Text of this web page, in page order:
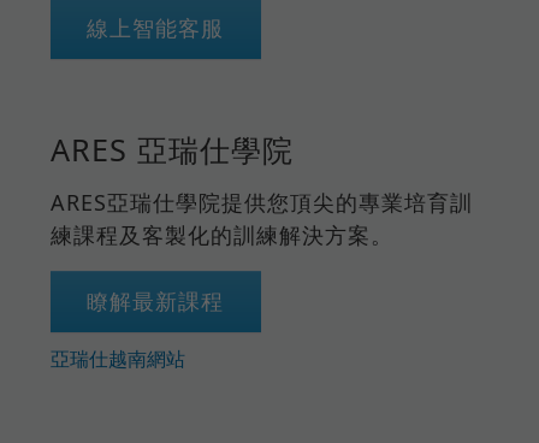
線上智能客服
ARES 亞瑞仕學院
ARES亞瑞仕學院提供您頂尖的專業培育訓
練課程及客製化的訓練解決方案。
瞭解最新課程
亞瑞仕越南網站